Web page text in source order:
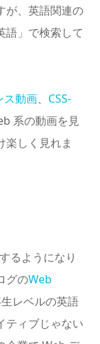
が、英語関連の
語」で検索して
ス動画、 CSS-
系の動画を見
楽しく見れま
るようになり
グのWeb
レベルの英語
ティブじゃない